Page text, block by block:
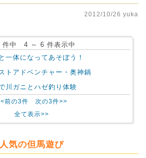
2012/10/26 yuka
件中 4 ～ 6 件表示中
一体になってあそぼう！
トアドベンチャー・奥神鍋
川ガニとハゼ釣り体験
前の3件
次の3件>>
全て表示>>
人気の但馬遊び